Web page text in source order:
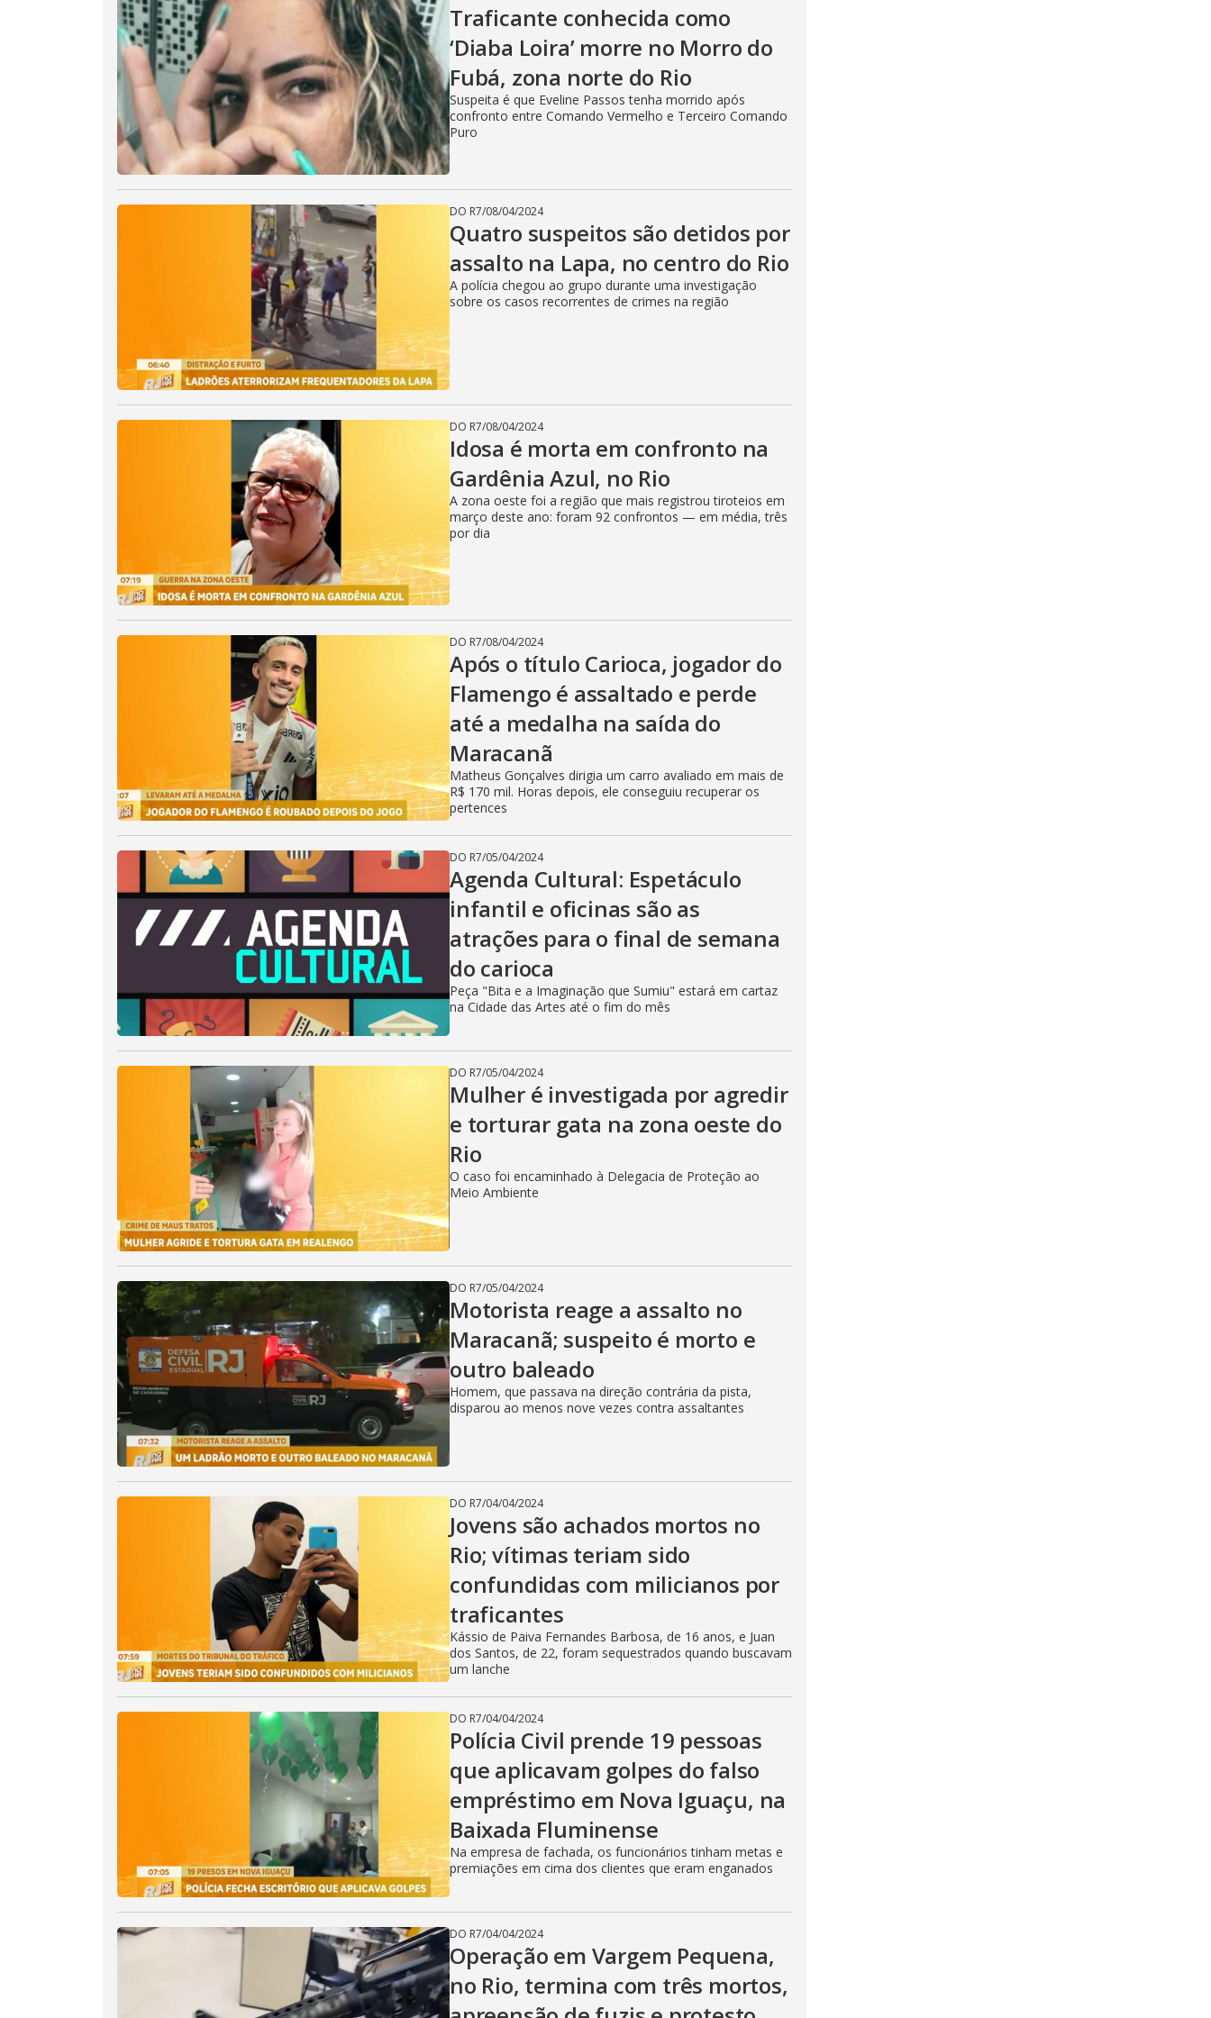
i
d
e
o
Traficante conhecida como
‘Diaba Loira’ morre no Morro do
Fubá, zona norte do Rio
Suspeita é que Eveline Passos tenha morrido após
confronto entre Comando Vermelho e Terceiro Comando
Puro
DO R7/08/04/2024
Quatro suspeitos são detidos por
assalto na Lapa, no centro do Rio
A polícia chegou ao grupo durante uma investigação
sobre os casos recorrentes de crimes na região
DO R7/08/04/2024
Idosa é morta em confronto na
Gardênia Azul, no Rio
A zona oeste foi a região que mais registrou tiroteios em
março deste ano: foram 92 confrontos — em média, três
por dia
DO R7/08/04/2024
Após o título Carioca, jogador do
Flamengo é assaltado e perde
até a medalha na saída do
Maracanã
Matheus Gonçalves dirigia um carro avaliado em mais de
R$ 170 mil. Horas depois, ele conseguiu recuperar os
pertences
DO R7/05/04/2024
Agenda Cultural: Espetáculo
infantil e oficinas são as
atrações para o final de semana
do carioca
Peça "Bita e a Imaginação que Sumiu" estará em cartaz
na Cidade das Artes até o fim do mês
DO R7/05/04/2024
Mulher é investigada por agredir
e torturar gata na zona oeste do
Rio
O caso foi encaminhado à Delegacia de Proteção ao
Meio Ambiente
DO R7/05/04/2024
Motorista reage a assalto no
Maracanã; suspeito é morto e
outro baleado
Homem, que passava na direção contrária da pista,
disparou ao menos nove vezes contra assaltantes
DO R7/04/04/2024
Jovens são achados mortos no
Rio; vítimas teriam sido
confundidas com milicianos por
traficantes
Kássio de Paiva Fernandes Barbosa, de 16 anos, e Juan
dos Santos, de 22, foram sequestrados quando buscavam
um lanche
DO R7/04/04/2024
Polícia Civil prende 19 pessoas
que aplicavam golpes do falso
empréstimo em Nova Iguaçu, na
Baixada Fluminense
Na empresa de fachada, os funcionários tinham metas e
premiações em cima dos clientes que eram enganados
DO R7/04/04/2024
Operação em Vargem Pequena,
no Rio, termina com três mortos,